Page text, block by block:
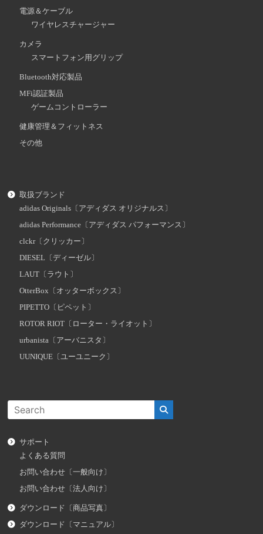
電源＆ケーブル
ワイヤレスチャージャー
カメラ
スマートフォン用グリップ
Bluetooth対応製品
MFi認証製品
ゲームコントローラー
健康管理＆フィットネス
その他
取扱ブランド
adidas Originals〔アディダス オリジナルス〕
adidas Performance〔アディダス パフォーマンス〕
clckr〔クリッカー〕
DIESEL〔ディーゼル〕
LAUT〔ラウト〕
OtterBox〔オッターボックス〕
PIPETTO〔ピペット〕
ROTOR RIOT〔ローター・ライオット〕
urbanista〔アーバニスタ〕
UUNIQUE〔ユーユニーク〕
サポート
よくある質問
お問い合わせ〔一般向け〕
お問い合わせ〔法人向け〕
ダウンロード〔商品写真〕
ダウンロード〔マニュアル〕